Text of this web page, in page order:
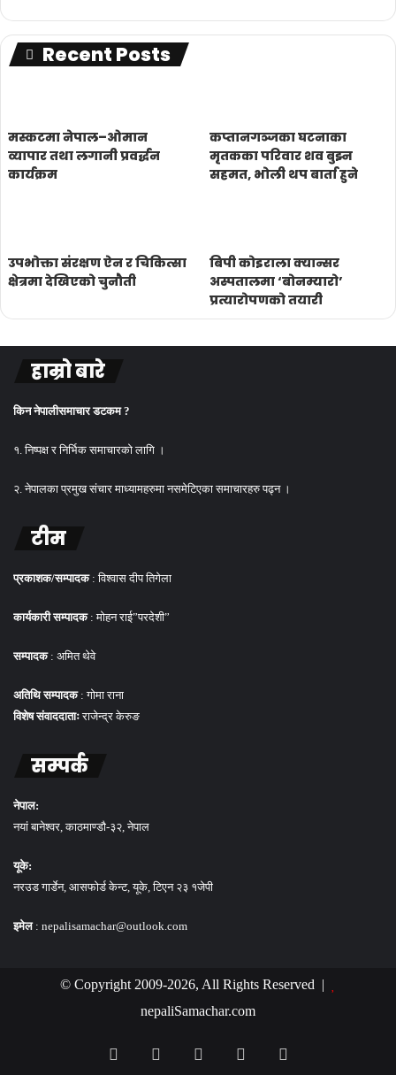
Recent Posts
मस्कटमा नेपाल–ओमान
व्यापार तथा लगानी प्रवर्द्धन
कार्यक्रम
कप्तानगञ्जका घटनाका
मृतकका परिवार शव बुझ्न
सहमत, भोली थप बार्ता हुने
उपभोक्ता संरक्षण ऐन र चिकित्सा
क्षेत्रमा देखिएको चुनौती
बिपी कोइराला क्यान्सर
अस्पतालमा ‘बोनम्यारो’
प्रत्यारोपणको तयारी
हाम्रो बारे
किन नेपालीसमाचार डटकम ?
१. निष्पक्ष र निर्भिक समाचारको लागि ।
२. नेपालका प्रमुख संचार माध्यामहरुमा नसमेटिएका समाचारहरु पढ्न ।
टीम
प्रकाशक/सम्पादक : विश्वास दीप तिगेला
कार्यकारी सम्पादक: मोहन राई”परदेशी”
सम्पादक: अमित थेवे
अतिथि सम्पादक: गोमा राना
विशेष संवाददाताःराजेन्द्र केरुङ
सम्पर्क
नेपाल:
नयां बानेश्वर, काठमाण्डौ-३२, नेपाल
यूके:
नरउड गार्डेन, आसफोर्ड केन्ट, यूके, टिएन २३ १जेपी
इमेल: nepalisamachar@outlook.com
© Copyright 2009-2026, All Rights Reserved |
nepaliSamachar.com
FacebookTwitter LinkedInYouTube